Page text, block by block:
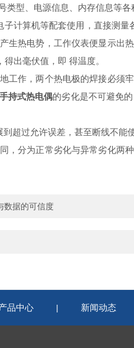
类型、电源信息、内存信息等
计算机等配套使用，直接测
生热电势，工作仪表便显示
出毫伏值，即 得温度。
工作，两个热电极的焊接必
手持式热电偶的劣化是不可避免
超过允许误差，甚至断线不
，分为正常劣化与异常劣化两
数据的可信度
品中心 | 新闻动态